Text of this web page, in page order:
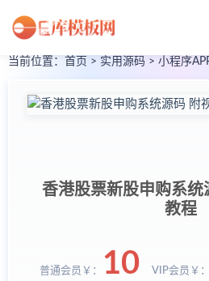
当前位置： 首页 > 实用源码 > 小程序
香港股票新股申购系统
教程
普通会员￥： 10 VIP会员￥：